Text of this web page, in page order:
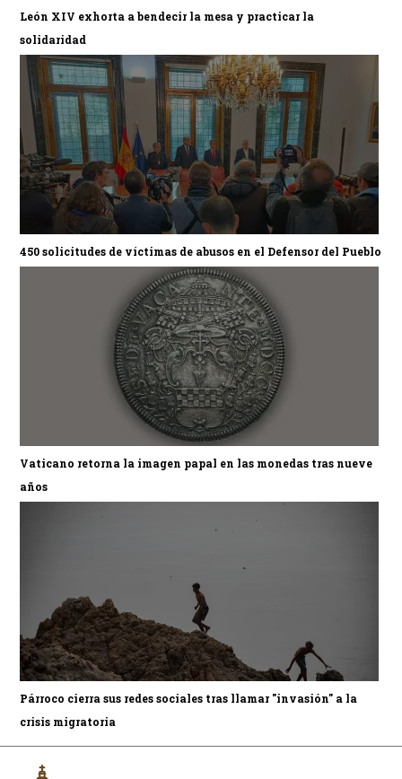
León XIV exhorta a bendecir la mesa y practicar la
solidaridad
450 solicitudes de víctimas de abusos en el Defensor del Pueblo
Vaticano retorna la imagen papal en las monedas tras nueve
años
Párroco cierra sus redes sociales tras llamar "invasión" a la
crisis migratoria